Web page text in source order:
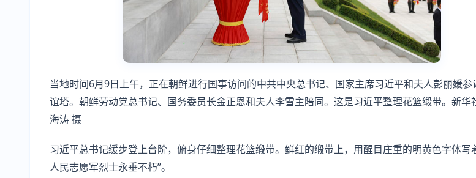
当地时间6月9日上午，正在朝鲜进行国事访问的中共中央总书记、国家主席习近平和夫人彭丽媛参
谊塔。朝鲜劳动党总书记、国务委员长金正恩和夫人李雪主陪同。这是习近平整理花篮缎带。新华
海涛 摄
习近平总书记缓步登上台阶，俯身仔细整理花篮缎带。鲜红的缎带上，用醒目庄重的明黄色字体写
人民志愿军烈士永垂不朽”。